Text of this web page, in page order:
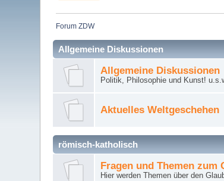
Forum ZDW
Allgemeine Diskussionen
Allgemeine Diskussionen
Politik, Philosophie und Kunst!
Aktuelles Weltgeschehen
römisch-katholisch
Fragen und Themen zum
Hier werden Themen über den